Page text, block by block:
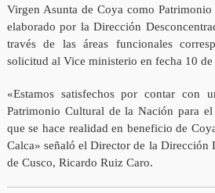
Virgen Asunta de Coya como
elaborado por la Dirección
través de las áreas funcionales
solicitud al Vice ministerio en fecha 10 de
«Estamos satisfechos por contar con
Patrimonio Cultural de la Nación para
que se hace realidad en beneficio de
Calca» señaló el Director de la Dirección
de Cusco, Ricardo Ruiz Caro.